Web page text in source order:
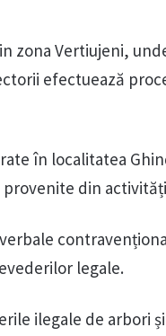
zona Vertiujeni,
efectuează
în localitatea
din
legale.
ilegale de arbori și